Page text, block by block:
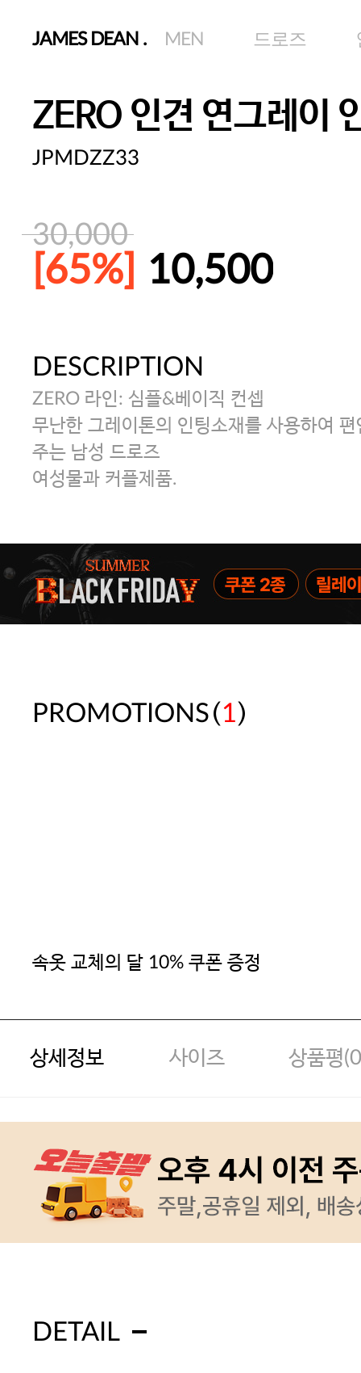
JAMES DEAN . MEN 드로즈
ZERO 인견 연그레이
JPMDZZ33
30,000
[65%] 10,500
[썸머블프] 1만원 할인 쿠폰(8.1~31)
[썸머블프] 2만원 할인 쿠폰(8.1~31)
속옷 교체 10% 쿠폰(8.1~31)/7만
DESCRIPTION
ZERO 라인: 심플&베이직 컨셉
무난한 그레이톤의 인팅소재를 사용하여
주는 남성 드로즈
여성물과 커플제품.
PROMOTIONS(1)
속옷 교체의 달 10% 쿠폰 증정
상세정보 사이즈 상품평(0
DETAIL